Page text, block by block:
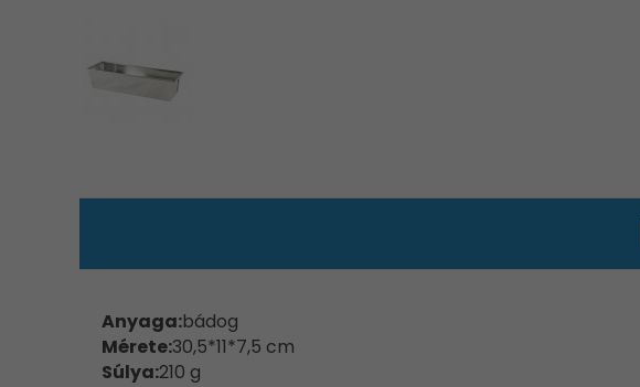
Anyaga:bádog
Mérete:30,5*11*7,5 cm
Súlya:210 g